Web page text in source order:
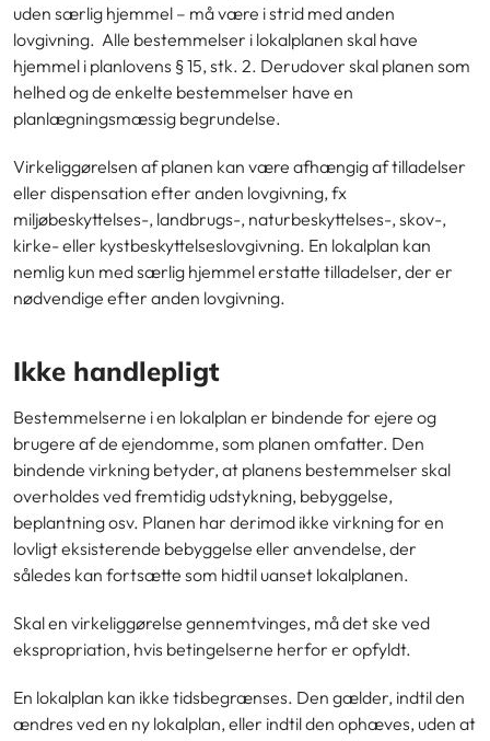
uden særlig hjemmel – må være i strid med anden
lovgivning. Alle bestemmelser i lokalplanen skal have
hjemmel i planlovens § 15, stk. 2. Derudover skal planen som
helhed og de enkelte bestemmelser have en
planlægningsmæssig begrundelse.
Virkeliggørelsen af planen kan være afhængig af tilladelser
eller dispensation efter anden lovgivning, fx
miljøbeskyttelses-, landbrugs-, naturbeskyttelses-, skov-,
kirke- eller kystbeskyttelseslovgivning. En lokalplan kan
nemlig kun med særlig hjemmel erstatte tilladelser, der er
nødvendige efter anden lovgivning.
Ikke handlepligt
Bestemmelserne i en lokalplan er bindende for ejere og
brugere af de ejendomme, som planen omfatter. Den
bindende virkning betyder, at planens bestemmelser skal
overholdes ved fremtidig udstykning, bebyggelse,
beplantning osv. Planen har derimod ikke virkning for en
lovligt eksisterende bebyggelse eller anvendelse, der
således kan fortsætte som hidtil uanset lokalplanen.
Skal en virkeliggørelse gennemtvinges, må det ske ved
ekspropriation, hvis betingelserne herfor er opfyldt.
En lokalplan kan ikke tidsbegrænses. Den gælder, indtil den
ændres ved en ny lokalplan, eller indtil den ophæves, uden at